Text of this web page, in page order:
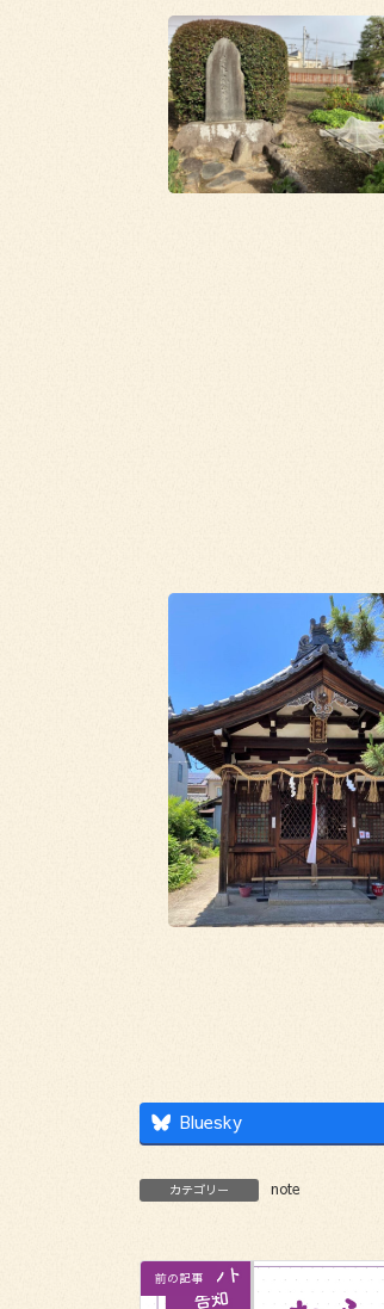
Bluesky
カテゴリー note
前の記事